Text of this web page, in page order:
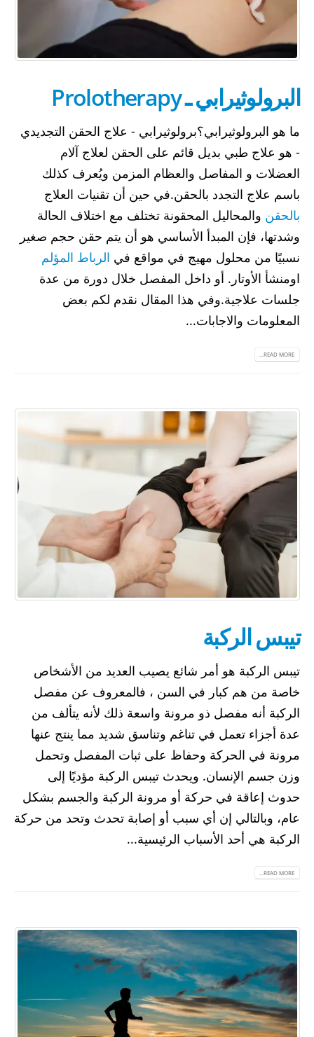
البرولوثيرابي ـ Prolotherapy
ما هو البرولوثيرابي؟برولوثيرابي - علاج الحقن التجديدي
- هو علاج طبي بديل قائم على الحقن لعلاج آلام
العضلات و المفاصل والعظام المزمن ويُعرف كذلك
باسم علاج التجدد بالحقن.في حين أن تقنيات العلاج
بالحقن والمحاليل المحقونة تختلف مع اختلاف الحالة
وشدتها، فإن المبدأ الأساسي هو أن يتم حقن حجم صغير
نسبيًا من محلول مهيج في مواقع في الرباط المؤلم
اومنشأ الأوتار. أو داخل المفصل خلال دورة من عدة
جلسات علاجية.وفي هذا المقال نقدم لكم بعض
المعلومات والاجابات...
READ MORE...
تيبس الركبة
تيبس الركبة هو أمر شائع يصيب العديد من الأشخاص
خاصة من هم كبار في السن ، فالمعروف عن مفصل
الركبة أنه مفصل ذو مرونة واسعة ذلك لأنه يتألف من
عدة أجزاء تعمل في تناغم وتناسق شديد مما ينتج عنها
مرونة في الحركة وحفاظ على ثبات المفصل وتحمل
وزن جسم الإنسان. ويحدث تيبس الركبة مؤديًا إلى
حدوث إعاقة في حركة أو مرونة الركبة والجسم بشكل
عام، وبالتالي إن أي سبب أو إصابة تحدث وتحد من حركة
الركبة هي أحد الأسباب الرئيسية...
READ MORE...